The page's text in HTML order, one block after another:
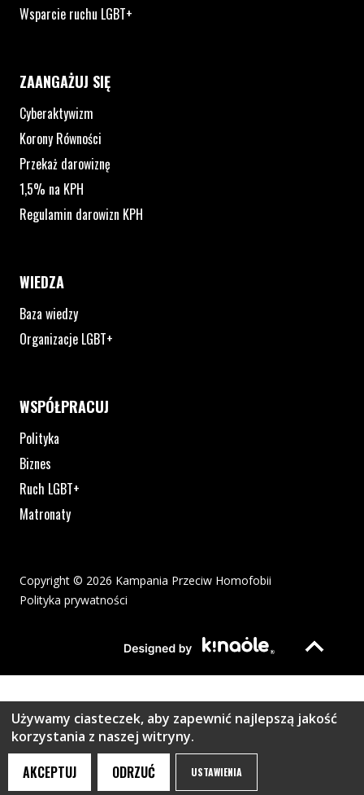
Wsparcie ruchu LGBT+
ZAANGAŻUJ SIĘ
Cyberaktywizm
Korony Równości
Przekaż darowiznę
1,5% na KPH
Regulamin darowizn KPH
WIEDZA
Baza wiedzy
Organizacje LGBT+
WSPÓŁPRACUJ
Polityka
Biznes
Ruch LGBT+
Matronaty
Copyright © 2026 Kampania Przeciw Homofobii
Polityka prywatności
Strona otwiera
Używamy ciasteczek, aby zapewnić najlepszą jakość
korzystania z naszej witryny.
AKCEPTUJ ODRZUĆ USTAWIENIA